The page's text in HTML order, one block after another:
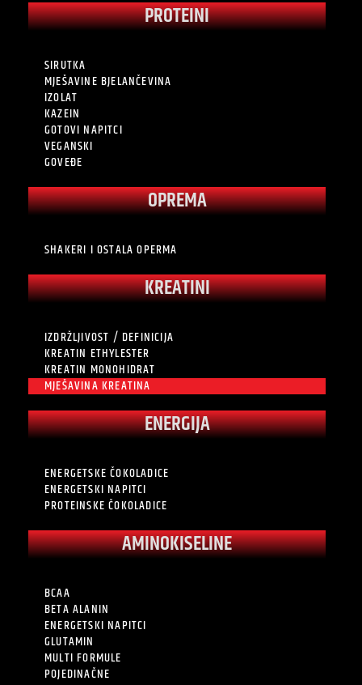
PROTEINI
SIRUTKA
MJEŠAVINE BJELANČEVINA
IZOLAT
KAZEIN
GOTOVI NAPITCI
VEGANSKI
GOVEĐE
OPREMA
SHAKERI I OSTALA OPERMA
KREATINI
IZDRŽLJIVOST / DEFINICIJA
KREATIN ETHYLESTER
KREATIN MONOHIDRAT
MJEŠAVINA KREATINA
ENERGIJA
ENERGETSKE ČOKOLADICE
ENERGETSKI NAPITCI
PROTEINSKE ČOKOLADICE
AMINOKISELINE
BCAA
BETA ALANIN
ENERGETSKI NAPITCI
GLUTAMIN
MULTI FORMULE
POJEDINAČNE